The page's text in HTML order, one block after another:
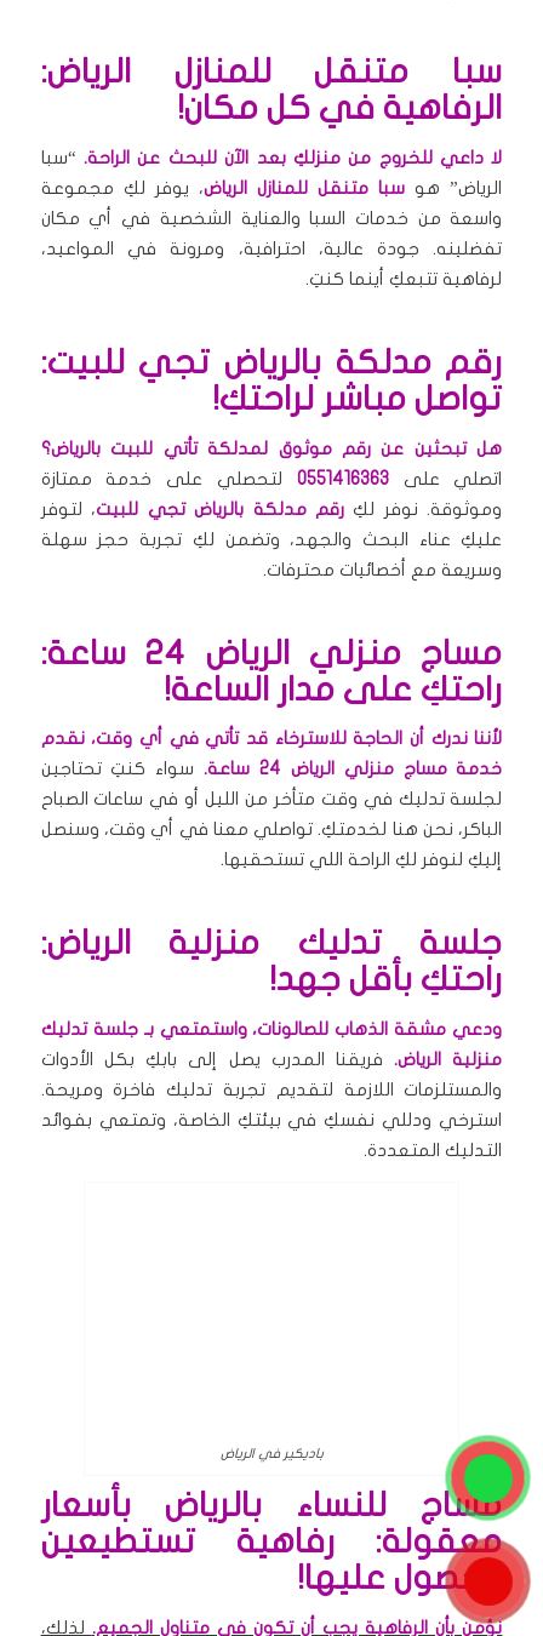
سبا متنقل للمنازل الرياض:
الرفاهية في كل مكان!
لا داعي للخروج من منزلكِ بعد الآن للبحث عن الراحة. “سبا
الرياض” هو سبا متنقل للمنازل الرياض، يوفر لكِ مجموعة
واسعة من خدمات السبا والعناية الشخصية في أي مكان
تفضلينه. جودة عالية، احترافية، ومرونة في المواعيد،
لرفاهية تتبعكِ أينما كنتِ.
رقم مدلكة بالرياض تجي للبيت:
تواصل مباشر لراحتكِ!
هل تبحثين عن رقم موثوق لمدلكة تأتي للبيت بالرياض؟
اتصلي على0551416363 لتحصلي على خدمة ممتازة
وموثوقة. نوفر لكِ رقم مدلكة بالرياض تجي للبيت، لتوفر
عليكِ عناء البحث والجهد، وتضمن لكِ تجربة حجز سهلة
وسريعة مع أخصائيات محترفات.
مساج منزلي الرياض 24 ساعة:
راحتكِ على مدار الساعة!
لأننا ندرك أن الحاجة للاسترخاء قد تأتي في أي وقت، نقدم
خدمة مساج منزلي الرياض 24 ساعة.
سواء كنتِ تحتاجين
لجلسة تدليك في وقت متأخر من الليل أو في ساعات الصباح
الباكر، نحن هنا لخدمتكِ. تواصلي معنا في أي وقت، وسنصل
إليكِ لنوفر لكِ الراحة اللي تستحقيها.
جلسة تدليك منزلية الرياض:
راحتكِ بأقل جهد!
ودعي مشقة الذهاب للصالونات، واستمتعي بـ جلسة تدليك
منزلية الرياض. فريقنا المدرب يصل إلى بابكِ بكل الأدوات
والمستلزمات اللازمة لتقديم تجربة تدليك فاخرة ومريحة.
استرخي ودللي نفسكِ في بيئتكِ الخاصة، وتمتعي بفوائد
التدليك المتعددة.
باديكير في الرياض
مساج للنساء بالرياض بأسعار
معقولة: رفاهية تستطيعين
الحصول عليها!
نؤمن بأن الرفاهية يجب أن تكون في متناول الجميع. لذلك،